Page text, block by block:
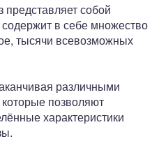
представляет собой
в себе множество
тысячи всевозможных
различными
позволяют
характеристики